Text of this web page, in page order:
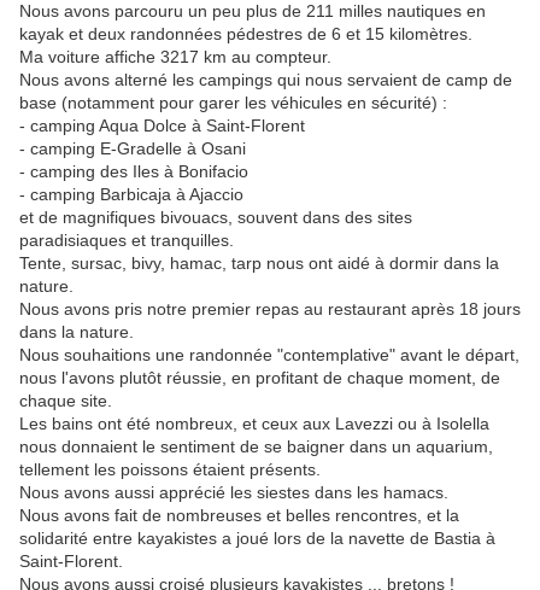
Nous avons parcouru un peu plus de 211 milles nautiques en
kayak et deux randonnées pédestres de 6 et 15 kilomètres.
Ma voiture affiche 3217 km au compteur.
Nous avons alterné les campings qui nous servaient de camp de
base (notamment pour garer les véhicules en sécurité) :
- camping Aqua Dolce à Saint-Florent
- camping E-Gradelle à Osani
- camping des Iles à Bonifacio
- camping Barbicaja à Ajaccio
et de magnifiques bivouacs, souvent dans des sites
paradisiaques et tranquilles.
Tente, sursac, bivy, hamac, tarp nous ont aidé à dormir dans la
nature.
Nous avons pris notre premier repas au restaurant après 18 jours
dans la nature.
Nous souhaitions une randonnée "contemplative" avant le départ,
nous l'avons plutôt réussie, en profitant de chaque moment, de
chaque site.
Les bains ont été nombreux, et ceux aux Lavezzi ou à Isolella
nous donnaient le sentiment de se baigner dans un aquarium,
tellement les poissons étaient présents.
Nous avons aussi apprécié les siestes dans les hamacs.
Nous avons fait de nombreuses et belles rencontres, et la
solidarité entre kayakistes a joué lors de la navette de Bastia à
Saint-Florent.
Nous avons aussi croisé plusieurs kayakistes ... bretons !